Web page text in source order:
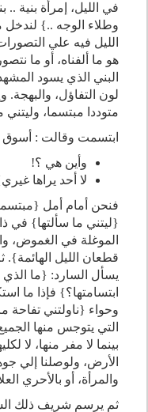
في الليل، إمرأة بنية ..
وطلاء الوجه ..}
الليل فيه علي
هو ما ألفناه، أو ما
البني الذي يسود
لون التفاؤل، والبهجة.
متوددا مبتسما، وليتني
ابتسمت وقالت : أسوق
وأين هي ؟!
لا أحد يراها
فنحن أمام أمل
{ليتني ما سألتها} في
الموغلة في الغموض،
قطعان الليل
يسأل السارد: {ما
ابتسامتها؟} فإذا ما
وحواء {ناولتني تفاحة
التي يتوجس منها
بينما لا مفر منها، لا
الأرض، ولوصلنا إلي
والمرأة، أو بالأحري
ثم يرسم شريف ذلك